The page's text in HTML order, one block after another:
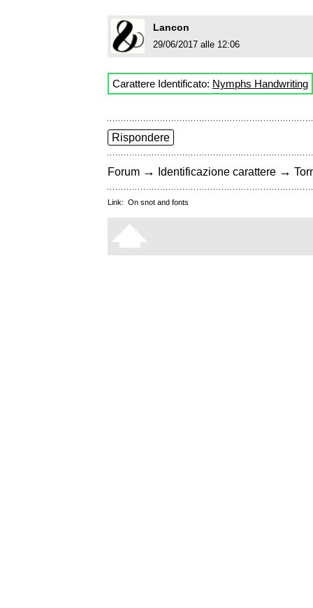
Lancon
29/06/2017 alle 12:06
Carattere Identificato: Nymphs Handwriting
Rispondere
Forum → Identificazione carattere →
Link: On snot and fonts